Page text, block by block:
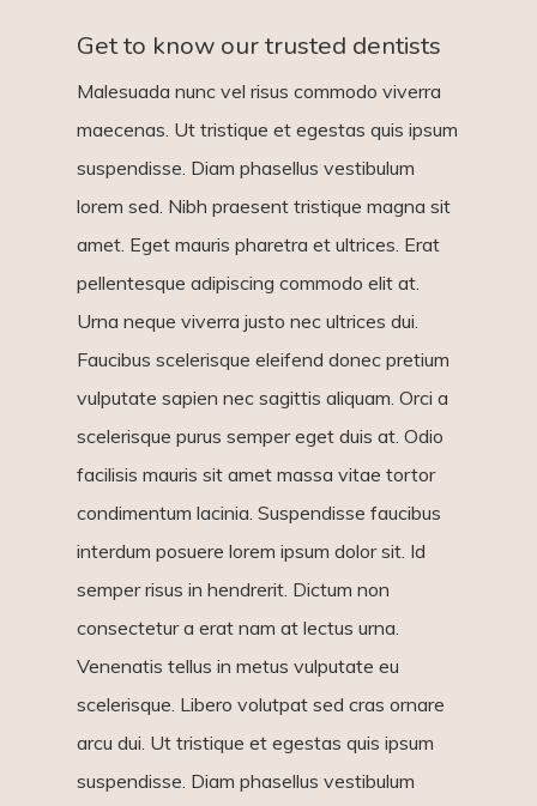
Get to know our trusted dentists
Malesuada nunc vel risus commodo viverra
maecenas. Ut tristique et egestas quis ipsum
suspendisse. Diam phasellus vestibulum
lorem sed. Nibh praesent tristique magna sit
amet. Eget mauris pharetra et ultrices. Erat
pellentesque adipiscing commodo elit at.
Urna neque viverra justo nec ultrices dui.
Faucibus scelerisque eleifend donec pretium
vulputate sapien nec sagittis aliquam. Orci a
scelerisque purus semper eget duis at. Odio
facilisis mauris sit amet massa vitae tortor
condimentum lacinia. Suspendisse faucibus
interdum posuere lorem ipsum dolor sit. Id
semper risus in hendrerit. Dictum non
consectetur a erat nam at lectus urna.
Venenatis tellus in metus vulputate eu
scelerisque. Libero volutpat sed cras ornare
arcu dui. Ut tristique et egestas quis ipsum
suspendisse. Diam phasellus vestibulum